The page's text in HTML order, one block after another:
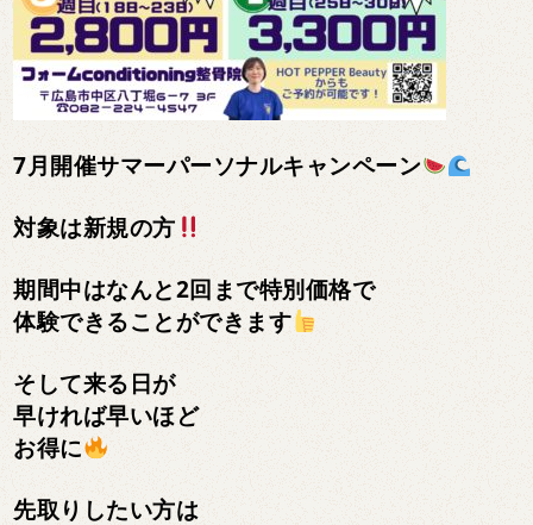
7月開催サマーパーソナルキャンペーン
対象は新規の方
期間中はなんと2回まで特別価格で
体験できることができます
そして来る日が
早ければ早いほど
お得に
先取りしたい方は